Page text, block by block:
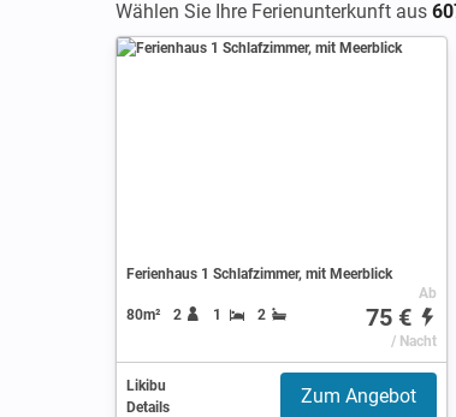
Wählen Sie Ihre Ferienunterkunft aus
Ferienhaus 1 Schlafzimmer, mit Meerblick
80m² 2 1 2
Ab
75 €
/ Nacht
Likibu
Details
Zum Angebot